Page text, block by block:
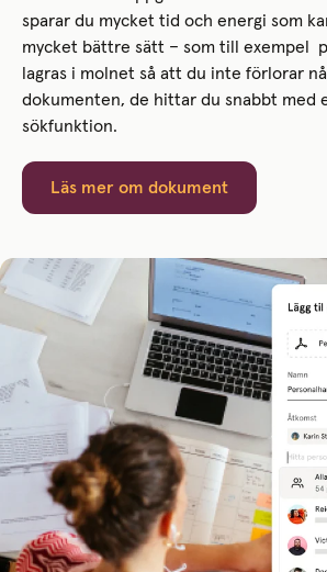
sparar du mycket tid och energi som
mycket bättre sätt – som till exempel
lagras i molnet så att du inte förlorar
dokumenten, de hittar du snabbt med
sökfunktion.
Läs mer om dokument